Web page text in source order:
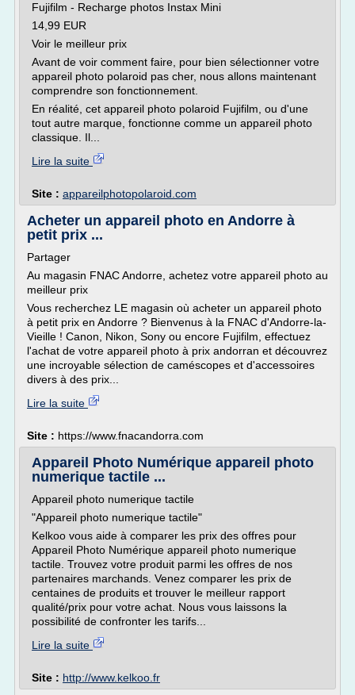
Fujifilm - Recharge photos Instax Mini
14,99 EUR
Voir le meilleur prix
Avant de voir comment faire, pour bien sélectionner votre
appareil photo polaroid pas cher, nous allons maintenant
comprendre son fonctionnement.
En réalité, cet appareil photo polaroid Fujifilm, ou d'une
tout autre marque, fonctionne comme un appareil photo
classique. Il...
Lire la suite
Site : appareilphotopolaroid.com
Acheter un appareil photo en Andorre à
petit prix ...
Partager
Au magasin FNAC Andorre, achetez votre appareil photo au
meilleur prix
Vous recherchez LE magasin où acheter un appareil photo
à petit prix en Andorre ? Bienvenus à la FNAC d'Andorre-la-
Vieille ! Canon, Nikon, Sony ou encore Fujifilm, effectuez
l'achat de votre appareil photo à prix andorran et découvrez
une incroyable sélection de caméscopes et d'accessoires
divers à des prix...
Lire la suite
Site : https://www.fnacandorra.com
Appareil Photo Numérique appareil photo
numerique tactile ...
Appareil photo numerique tactile
"Appareil photo numerique tactile"
Kelkoo vous aide à comparer les prix des offres pour
Appareil Photo Numérique appareil photo numerique
tactile. Trouvez votre produit parmi les offres de nos
partenaires marchands. Venez comparer les prix de
centaines de produits et trouver le meilleur rapport
qualité/prix pour votre achat. Nous vous laissons la
possibilité de confronter les tarifs...
Lire la suite
Site : http://www.kelkoo.fr